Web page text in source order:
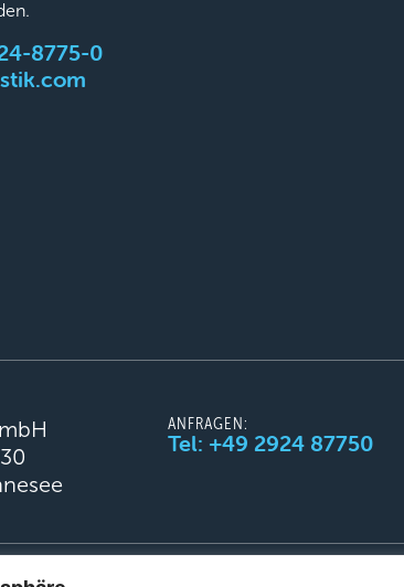
8775-0
ANFRAGEN:
Tel: +49 2924 87750
All rights reserved.